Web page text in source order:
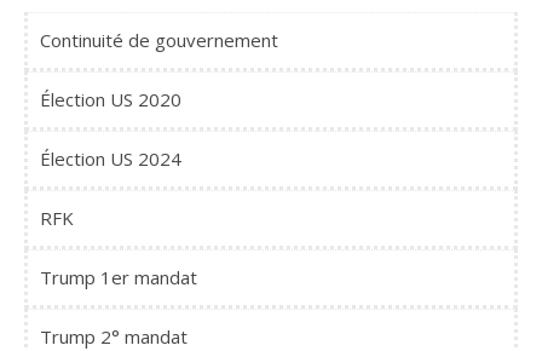
Continuité de gouvernement
Élection US 2020
Élection US 2024
RFK
Trump 1er mandat
Trump 2° mandat